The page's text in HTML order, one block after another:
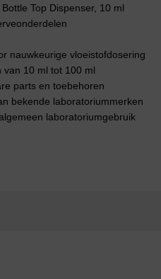
Top Dispenser, 10 ml
nauwkeurige vloeistofdosering
van 10 ml tot 100 ml
parts en toebehoren
bekende laboratoriummerken
laboratoriumgebruik